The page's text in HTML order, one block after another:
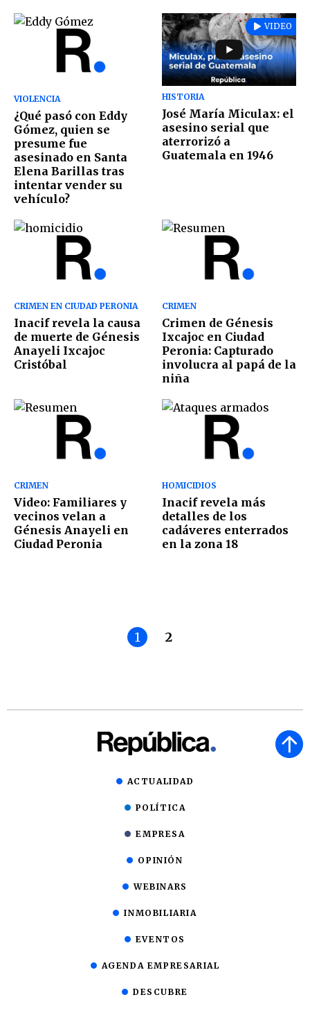
VIOLENCIA
¿Qué pasó con Eddy
Gómez, quien se
presume fue
asesinado en Santa
Elena Barillas tras
intentar vender su
vehículo?
VIDEO
HISTORIA
José María Miculax: el
asesino serial que
aterrorizó a
Guatemala en 1946
CRIMEN EN CIUDAD PERONIA
Inacif revela la causa
de muerte de Génesis
Anayeli Ixcajoc
Cristóbal
CRIMEN
Crimen de Génesis
Ixcajoc en Ciudad
Peronia: Capturado
involucra al papá de la
niña
CRIMEN
Video: Familiares y
vecinos velan a
Génesis Anayeli en
Ciudad Peronia
HOMICIDIOS
Inacif revela más
detalles de los
cadáveres enterrados
en la zona 18
1 2
ACTUALIDAD
POLÍTICA
EMPRESA
OPINIÓN
WEBINARS
INMOBILIARIA
EVENTOS
AGENDA EMPRESARIAL
DESCUBRE